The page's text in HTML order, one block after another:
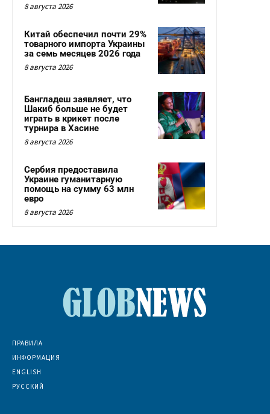
8 августа 2026
Китай обеспечил почти 29%
товарного импорта Украины
за семь месяцев 2026 года
8 августа 2026
Бангладеш заявляет, что
Шакиб больше не будет
играть в крикет после
турнира в Хасине
8 августа 2026
Сербия предоставила
Украине гуманитарную
помощь на сумму 63 млн
евро
8 августа 2026
ПРАВИЛА
ИНФОРМАЦИЯ
ENGLISH
РУССКИЙ